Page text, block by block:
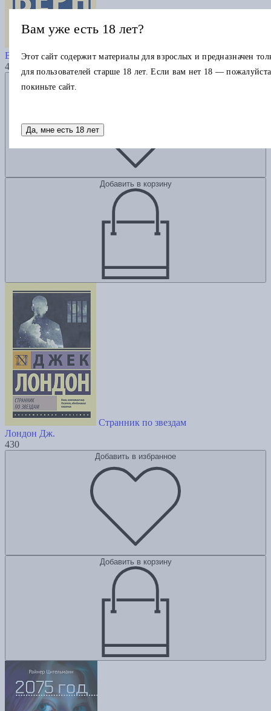
Верн Ж.
460
Добавить в избранное
Добавить в корзину
Странник по звездам
Лондон Дж.
430
Добавить в избранное
Добавить в корзину
Вам уже есть 18 лет?
Этот сайт содержит материалы для взрослых и предназначен
для пользователей старше 18 лет. Если вам нет 18 —
покиньте сайт.
Да, мне есть 18 лет